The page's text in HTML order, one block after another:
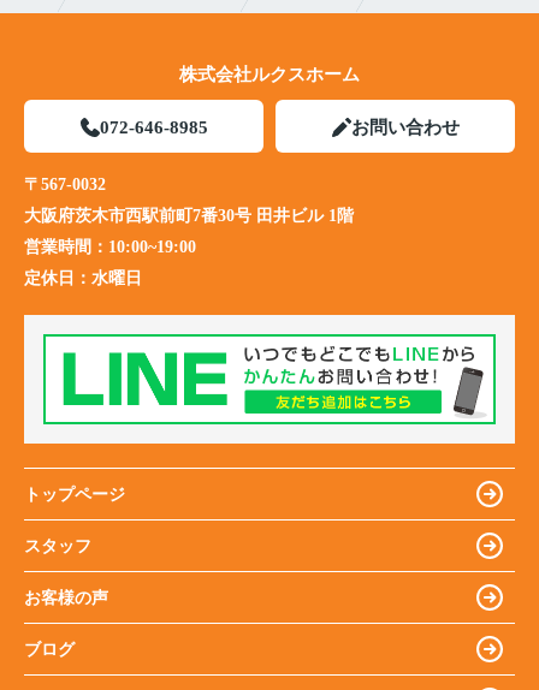
株式会社ルクスホーム
072-646-8985 お問い合わせ
〒567-0032
大阪府茨木市西駅前町7番30号 田井ビル 1階
営業時間： 10:00~19:00
定休日： 水曜日
トップページ
スタッフ
お客様の声
ブログ